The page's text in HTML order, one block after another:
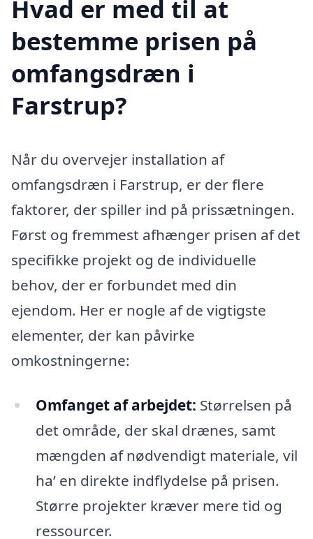
Hvad er med til at
bestemme prisen på
omfangsdræn i
Farstrup?
Når du overvejer installation af
omfangsdræn i Farstrup, er der flere
faktorer, der spiller ind på prissætningen.
Først og fremmest afhænger prisen af det
specifikke projekt og de individuelle
behov, der er forbundet med din
ejendom. Her er nogle af de vigtigste
elementer, der kan påvirke
omkostningerne:
Omfanget af arbejdet: Størrelsen på
det område, der skal drænes, samt
mængden af nødvendigt materiale, vil
ha’ en direkte indflydelse på prisen.
Større projekter kræver mere tid og
ressourcer.